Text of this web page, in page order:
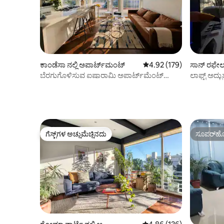
ಕಾಂಡೆಸಾ ನಲ್ಲಿ ಅಪಾರ್ಟ್‌ಮಂಟ್ 5 ರಲ್ಲಿ 4.92 ಸರಾಸರಿ
4.92 (179)
ಬೆರಗುಗೊಳಿಸುವ ಐಷಾರಾಮಿ ಅಪಾರ್ಟ್‌ಮೆಂಟ್
ಸಾನ್
ಲಾಫ್ಟ್
ಗೆಸ್ಟ್‌ಗಳ ಅಚ್ಚುಮೆಚ್ಚಿನದು
ಗೆಸ್ಟ್‌ಗಳ ಅಚ್ಚುಮೆಚ್ಚಿನದು